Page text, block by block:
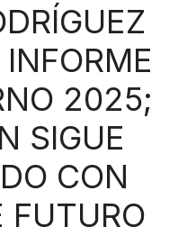
2025;
SIGUE
CON
FUTURO